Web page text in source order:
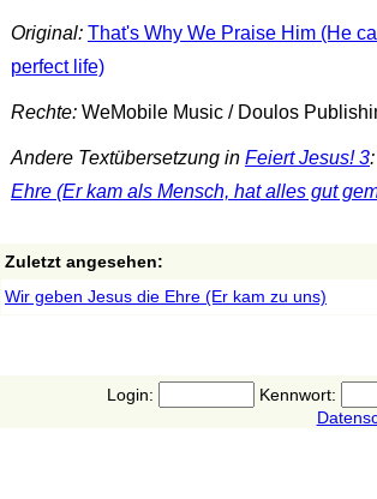
Original: That's Why We Praise Him (He
perfect life)
Rechte:WeMobile Music / Doulos
Andere Textübersetzung in Feiert Jesus! 3
Ehre (Er kam als Mensch, hat alles gut
Zuletzt angesehen:
Wir geben Jesus die Ehre (Er kam zu uns)
Login:
Kennwort: